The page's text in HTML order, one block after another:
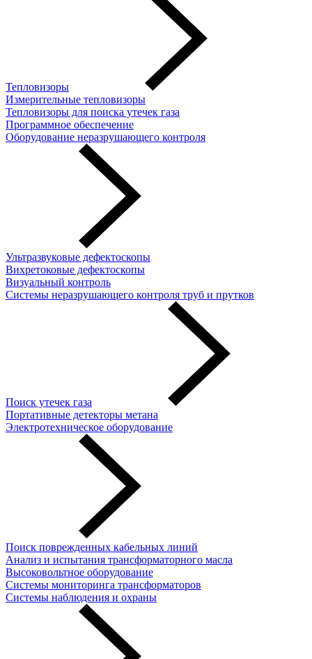
Тепловизоры
Измерительные тепловизоры
Тепловизоры для поиска утечек газа
Программное обеспечение
Оборудование неразрушающего контроля
Ультразвуковые дефектоскопы
Вихретоковые дефектоскопы
Визуальный контроль
Системы неразрушающего контроля труб и прутков
Поиск утечек газа
Портативные детекторы метана
Электротехническое оборудование
Поиск поврежденных кабельных линий
Анализ и испытания трансформаторного масла
Высоковольтное оборудование
Системы мониторинга трансформаторов
Системы наблюдения и охраны